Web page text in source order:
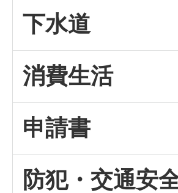
下水道
消費生活
申請書
防犯・交通安